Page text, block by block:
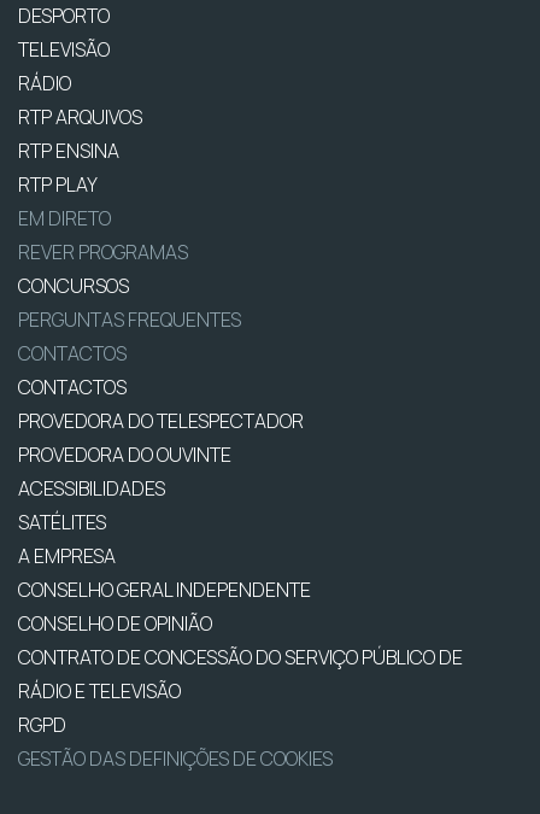
DESPORTO
TELEVISÃO
RÁDIO
RTP ARQUIVOS
RTP ENSINA
RTP PLAY
EM DIRETO
REVER PROGRAMAS
CONCURSOS
PERGUNTAS FREQUENTES
CONTACTOS
CONTACTOS
PROVEDORA DO TELESPECTADOR
PROVEDORA DO OUVINTE
ACESSIBILIDADES
SATÉLITES
A EMPRESA
CONSELHO GERAL INDEPENDENTE
CONSELHO DE OPINIÃO
CONTRATO DE CONCESSÃO DO SERVIÇO PÚBLICO DE
RÁDIO E TELEVISÃO
RGPD
GESTÃO DAS DEFINIÇÕES DE COOKIES